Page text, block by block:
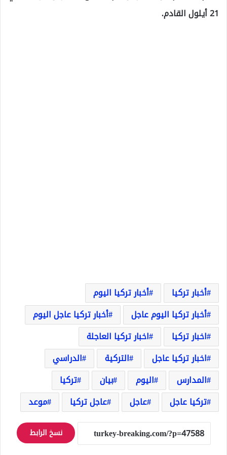
21 أيلول القادم.
أخبار تركيا
أخبار تركيا اليوم
أخبار تركيا اليوم عاجل
أخبار تركيا عاجل اليوم
اخبار تركيا
اخبار تركيا العاجلة
اخبار تركيا عاجل
التركية
الدراسي
المدارس
اليوم بيان
تركيا
تركيا عاجل
عاجل عاجل تركيا موعد
نسخ الرابط